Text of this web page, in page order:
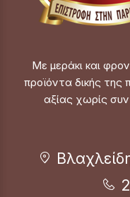
Με μεράκι και
προϊόντα δικής
αξίας χωρίς